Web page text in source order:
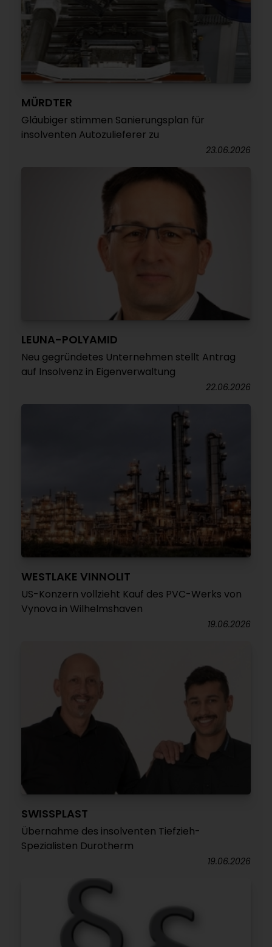
MÜRDTER
Gläubiger stimmen Sanierungsplan für
insolventen Autozulieferer zu
23.06.2026
LEUNA-POLYAMID
Neu gegründetes Unternehmen stellt Antrag
auf Insolvenz in Eigenverwaltung
22.06.2026
WESTLAKE VINNOLIT
US-Konzern vollzieht Kauf des PVC-Werks von
Vynova in Wilhelmshaven
19.06.2026
SWISSPLAST
Übernahme des insolventen Tiefzieh-
Spezialisten Durotherm
19.06.2026